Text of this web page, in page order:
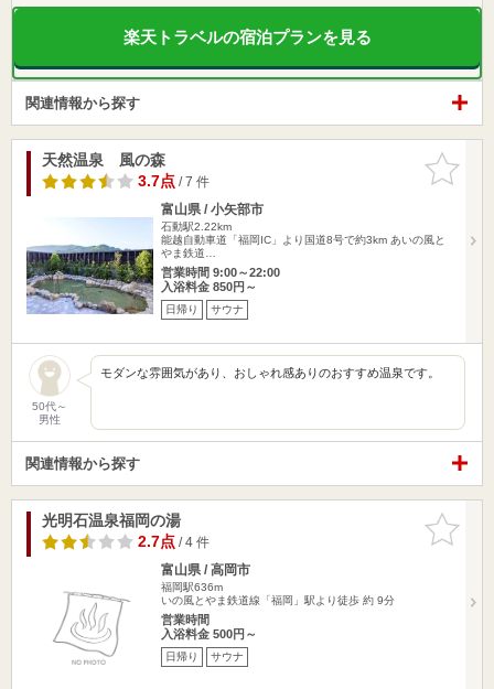
楽天トラベルの宿泊プランを見る
関連情報から探す
お気に入
りに追加
天然温泉 風の森
3.7点/ 7 件
富山県 / 小矢部市
石動駅2.22km
能越自動車道「福岡IC」より国道8号で約3km あいの風と
やま鉄道…
営業時間 9:00～22:00
入浴料金 850円～
日帰り サウナ
50代～
男性
モダンな雰囲気があり、おしゃれ感ありのおすすめ温泉です。
関連情報から探す
お気に入
りに追加
光明石温泉福岡の湯
2.7点/ 4 件
富山県 / 高岡市
福岡駅636m
いの風とやま鉄道線「福岡」駅より徒歩 約 9分
営業時間
入浴料金 500円～
日帰り サウナ